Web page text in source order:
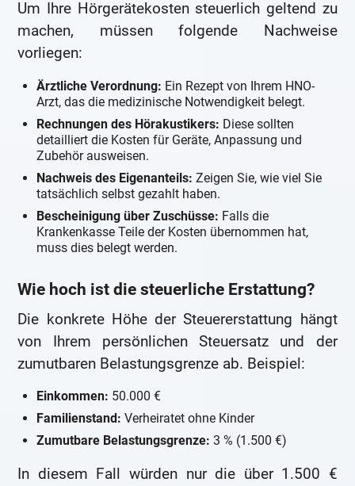
Um Ihre Hörgerätekosten steuerlich geltend zu
machen, müssen folgende Nachweise
vorliegen:
Ärztliche Verordnung: Ein Rezept von Ihrem HNO-
Arzt, das die medizinische Notwendigkeit belegt.
Rechnungen des Hörakustikers: Diese sollten
detailliert die Kosten für Geräte, Anpassung und
Zubehör ausweisen.
Nachweis des Eigenanteils: Zeigen Sie, wie viel Sie
tatsächlich selbst gezahlt haben.
Bescheinigung über Zuschüsse: Falls die
Krankenkasse Teile der Kosten übernommen hat,
muss dies belegt werden.
Wie hoch ist die steuerliche Erstattung?
Die konkrete Höhe der Steuererstattung hängt
von Ihrem persönlichen Steuersatz und der
zumutbaren Belastungsgrenze ab. Beispiel:
Einkommen: 50.000 €
Familienstand: Verheiratet ohne Kinder
Zumutbare Belastungsgrenze: 3 % (1.500 €)
In diesem Fall würden nur die über 1.500 €